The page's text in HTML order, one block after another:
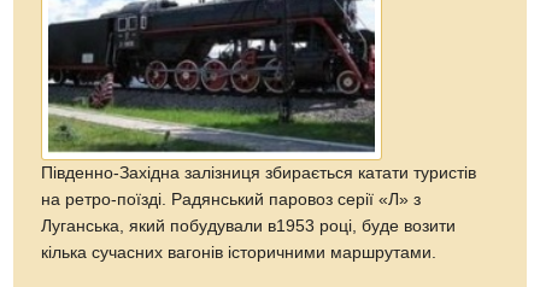
Південно-Західна залізниця збирається катати туристів
на ретро-поїзді. Радянський паровоз серії «Л» з
Луганська, який побудували в1953 році, буде возити
кілька сучасних вагонів історичними маршрутами.